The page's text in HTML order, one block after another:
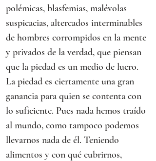
polémicas, blasfemias, malévolas
suspicacias, altercados interminables
de hombres corrompidos en la mente
y privados de la verdad, que piensan
que la piedad es un medio de lucro.
La piedad es ciertamente una gran
ganancia para quien se contenta con
lo suficiente. Pues nada hemos traído
al mundo, como tampoco podemos
llevarnos nada de él. Teniendo
alimentos y con qué cubrirnos,